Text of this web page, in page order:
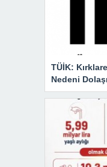
TÜİK:
Nedeni